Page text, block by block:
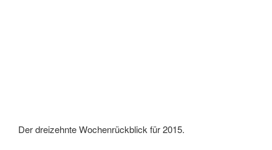
Der dreizehnte Wochenrückblick für 2015.